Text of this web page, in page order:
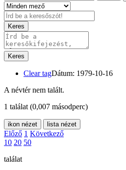
Keres
Keres
Clear tagDátum: 1979-10-16
A névtér nem talált.
1 találat (0,007 másodperc)
ikon nézet lista nézet
Előző 1 Következő
10 20 50
találat